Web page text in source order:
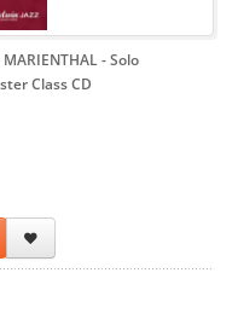
MARIENTHAL- Solo
Class CD